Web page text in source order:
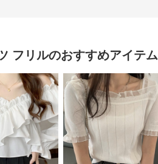
フリルのおすすめアイテム